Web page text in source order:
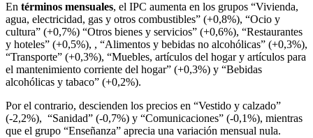
En términos mensuales, el IPC aumenta en los grupos “Vivienda,
agua, electricidad, gas y otros combustibles” (+0,8%), “Ocio y
cultura” (+0,7%) “Otros bienes y servicios” (+0,6%), “Restaurantes
y hoteles” (+0,5%), , “Alimentos y bebidas no alcohólicas” (+0,3%),
“Transporte” (+0,3%), “Muebles, artículos del hogar y artículos para
el mantenimiento corriente del hogar” (+0,3%) y “Bebidas
alcohólicas y tabaco” (+0,2%).
Por el contrario, descienden los precios en “Vestido y calzado”
(-2,2%), “Sanidad” (-0,7%) y “Comunicaciones” (-0,1%), mientras
que el grupo “Enseñanza” aprecia una variación mensual nula.